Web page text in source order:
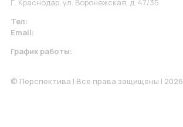
Г. Краснодар, ул. Воронежская, д. 47/35
Тел:
Email:
График работы:
© Перспектива | Все права защищены | 2026